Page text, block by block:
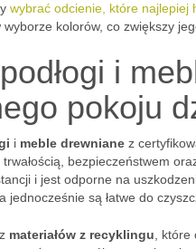
wybrać odcienie, które najlepiej
kolorów, co zwiększy
i
pokoju
i meble drewniane z
bezpieczeństwem
i jest odporne na
jednocześnie są łatwe do
materiałów z recyklingu ,